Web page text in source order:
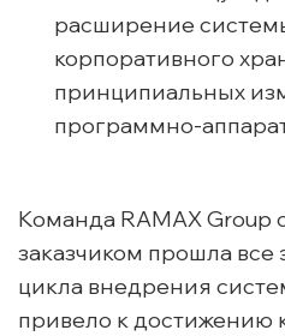
расширение
корпоративного
принципиальных
программно-
Команда RAMAX Group
заказчиком прошла
цикла внедрения
привело к достижению